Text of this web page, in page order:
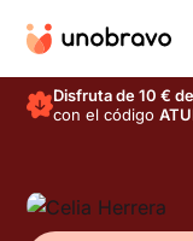
Disfruta de 10 €
con el código